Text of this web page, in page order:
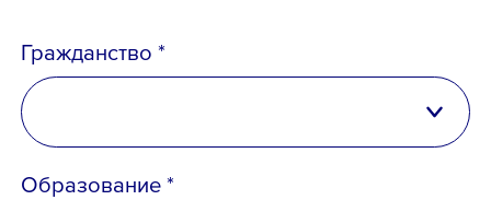
Гражданство *
Российская Федерация
Образование *